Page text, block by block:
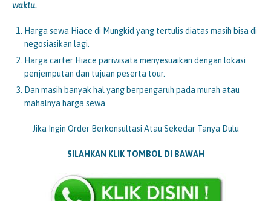
waktu.
Harga sewa Hiace di Mungkid yang tertulis diatas masih bisa di
negosiasikan lagi.
Harga carter Hiace pariwisata menyesuaikan dengan lokasi
penjemputan dan tujuan peserta tour.
Dan masih banyak hal yang berpengaruh pada murah atau
mahalnya harga sewa.
Jika Ingin Order Berkonsultasi Atau Sekedar Tanya Dulu
SILAHKAN KLIK TOMBOL DI BAWAH